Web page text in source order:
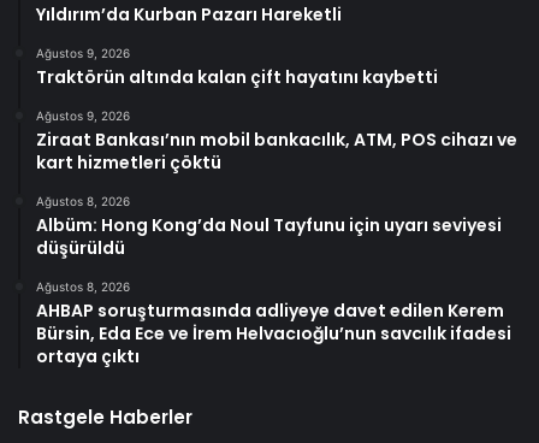
Yıldırım’da Kurban Pazarı Hareketli
Ağustos 9, 2026
Traktörün altında kalan çift hayatını kaybetti
Ağustos 9, 2026
Ziraat Bankası’nın mobil bankacılık, ATM, POS cihazı ve
kart hizmetleri çöktü
Ağustos 8, 2026
Albüm: Hong Kong’da Noul Tayfunu için uyarı seviyesi
düşürüldü
Ağustos 8, 2026
AHBAP soruşturmasında adliyeye davet edilen Kerem
Bürsin, Eda Ece ve İrem Helvacıoğlu’nun savcılık ifadesi
ortaya çıktı
Rastgele Haberler